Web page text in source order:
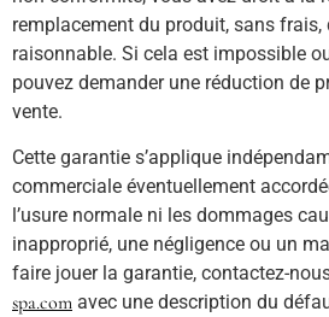
remplacement du produit, sans frais,
raisonnable. Si cela est impossible
pouvez demander une réduction de
vente.
Cette garantie s’applique
commerciale éventuellement
l’usure normale ni les dommages
inapproprié, une négligence ou un
faire jouer la garantie, contactez-
spa.com avec une description du